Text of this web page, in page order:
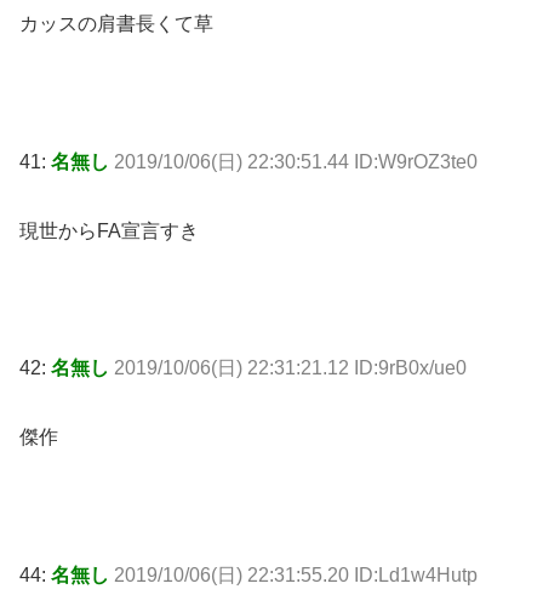
カッスの肩書長くて草
41: 名無し 2019/10/06(日) 22:30:51.44 ID:W9rOZ3te0
現世からFA宣言すき
42: 名無し 2019/10/06(日) 22:31:21.12 ID:9rB0x/ue0
傑作
44: 名無し 2019/10/06(日) 22:31:55.20 ID:Ld1w4Hutp